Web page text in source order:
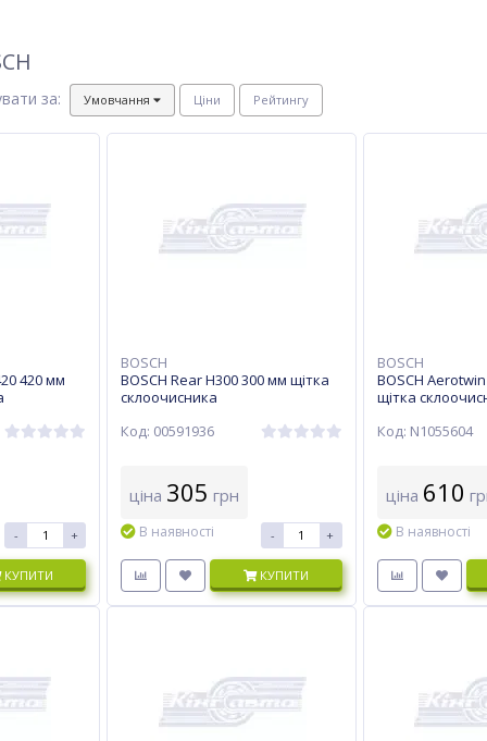
за: Умовчання Ціни Рейтингу
420 мм
- +
КУПИТИ
BOSCH
BOSCH Rear H300 300 мм щітка
склоочисника
Код: 00591936
ціна 305 грн
В наявності - +
КУПИТИ
BOSCH
BOSCH
щітка
Код: N1055604
ціна 610
В наявності